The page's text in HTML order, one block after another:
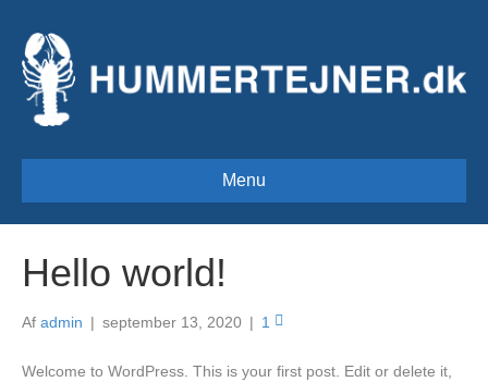
Menu
Hello world!
Af admin | september 13, 2020 | 1
Welcome to WordPress. This is your first post. Edit or delete it,